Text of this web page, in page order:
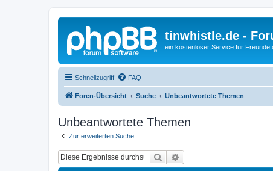
tinwhistle.de -
ein kostenloser Service für Freunde
Schnellzugriff FAQ
Foren-Übersicht Suche Unbeantwortete Themen
Unbeantwortete Themen
Zur erweiterten Suche
Suche